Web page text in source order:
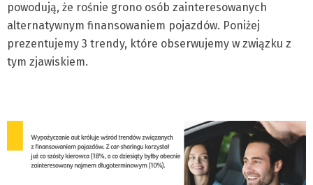
powodują, że rośnie grono osób zainteresowanych
alternatywnym finansowaniem pojazdów. Poniżej
prezentujemy 3 trendy, które obserwujemy w związku z
tym zjawiskiem.